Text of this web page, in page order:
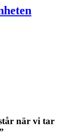
när vi tar